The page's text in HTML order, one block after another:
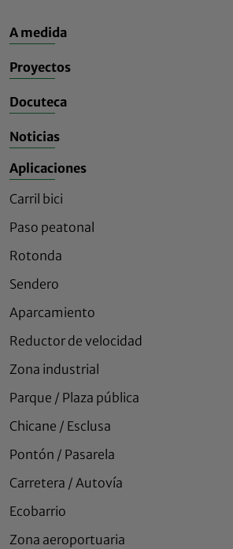
A medida
Proyectos
Docuteca
Noticias
Aplicaciones
Carril bici
Paso peatonal
Rotonda
Sendero
Aparcamiento
Reductor de velocidad
Zona industrial
Parque / Plaza pública
Chicane / Esclusa
Pontón / Pasarela
Carretera / Autovía
Ecobarrio
Zona aeroportuaria